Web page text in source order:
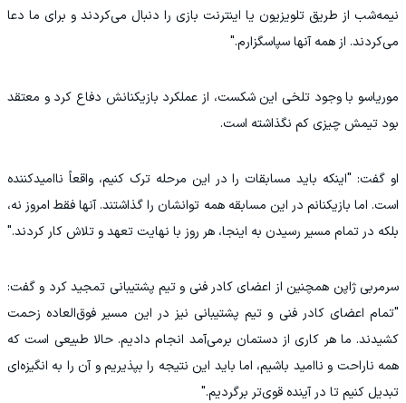
نیمه‌شب از طریق تلویزیون یا اینترنت بازی را دنبال می‌کردند و برای ما دعا
می‌کردند. از همه آنها سپاسگزارم."
موریاسو با وجود تلخی این شکست، از عملکرد بازیکنانش دفاع کرد و معتقد
بود تیمش چیزی کم نگذاشته است.
او گفت: "اینکه باید مسابقات را در این مرحله ترک کنیم، واقعاً ناامیدکننده
است. اما بازیکنانم در این مسابقه همه توانشان را گذاشتند. آنها فقط امروز نه،
بلکه در تمام مسیر رسیدن به اینجا، هر روز با نهایت تعهد و تلاش کار کردند."
سرمربی ژاپن همچنین از اعضای کادر فنی و تیم پشتیبانی تمجید کرد و گفت:
"تمام اعضای کادر فنی و تیم پشتیبانی نیز در این مسیر فوق‌العاده زحمت
کشیدند. ما هر کاری از دستمان برمی‌آمد انجام دادیم. حالا طبیعی است که
همه ناراحت و ناامید باشیم، اما باید این نتیجه را بپذیریم و آن را به انگیزه‌ای
تبدیل کنیم تا در آینده قوی‌تر برگردیم."